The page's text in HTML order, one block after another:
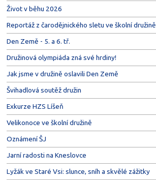
Život v běhu 2026
Reportáž z čarodějnického sletu ve školní družině
Den Země - 5. a 6. tř.
Družinová olympiáda zná své hrdiny!
Jak jsme v družině oslavili Den Země
Švihadlová soutěž družin
Exkurze HZS Líšeň
Velikonoce ve školní družině
Oznámení ŠJ
Jarní radosti na Kneslovce
Lyžák ve Staré Vsi: slunce, sníh a skvělé zážitky